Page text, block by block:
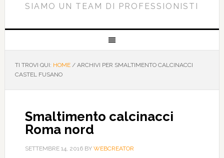
SIAMO UN TEAM DI PROFESSIONISTI
TI TROVI QUI: HOME /ARCHIVI PER SMALTIMENTO CALCINACCI
CASTEL FUSANO
Smaltimento calcinacci
Roma nord
SETTEMBRE 14, 2016BY WEBCREATOR